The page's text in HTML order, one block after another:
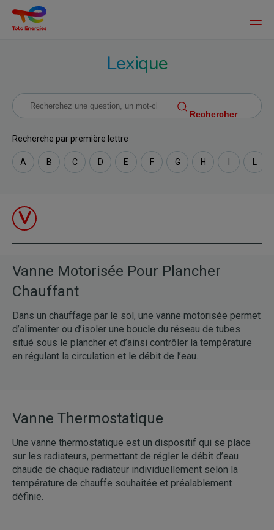
Main
Lexique
Recherche par première lettre
A B C D E F G H I L
V
Vanne Motorisée Pour Plancher
Chauffant
Dans un chauffage par le sol, une vanne motorisée permet
d’alimenter ou d’isoler une boucle du réseau de tubes
situé sous le plancher et d’ainsi contrôler la température
en régulant la circulation et le débit de l’eau.
Vanne Thermostatique
Une vanne thermostatique est un dispositif qui se place
sur les radiateurs, permettant de régler le débit d’eau
chaude de chaque radiateur individuellement selon la
température de chauffe souhaitée et préalablement
définie.